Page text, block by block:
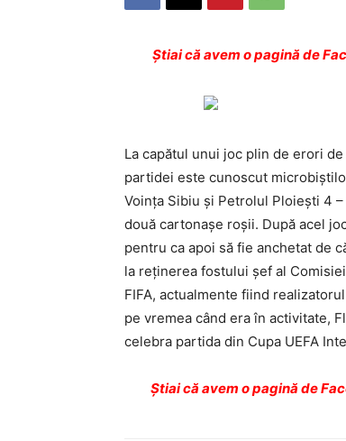
Ştiai că avem o pagină de
La capătul unui joc plin de erori
partidei este cunoscut
Voinţa Sibiu şi Petrolul Ploieşti 4
două cartonaşe roşii. După acel
pentru ca apoi să fie anchetat de
la reţinerea fostului şef al
FIFA, actualmente fiind
pe vremea când era în activitate,
celebra partida din Cupa UEFA
Ştiai că avem o pagină de